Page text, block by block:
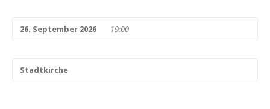
26. September 2026 19:00
Stadtkirche